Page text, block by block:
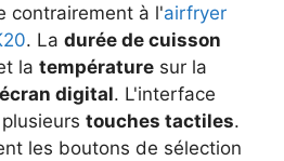
contrairement à l'airfryer
. La durée de cuisson
la température sur la
écran digital. L'interface
touches tactiles.
les boutons de sélection